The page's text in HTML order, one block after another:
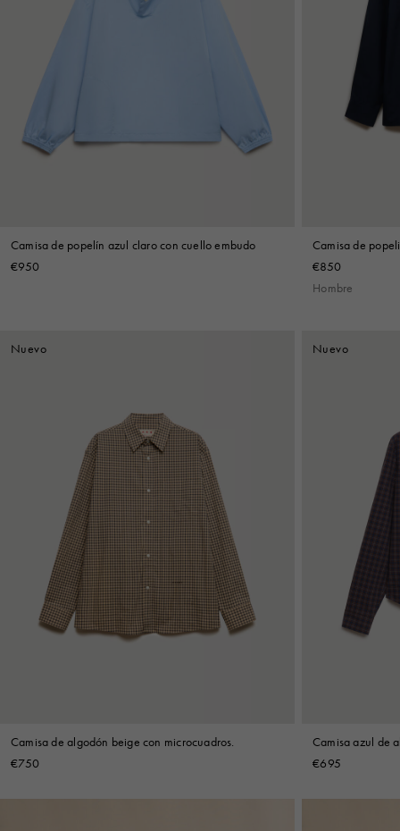
Camisa de popelín azul claro con cuello embudo
€950
Camisa de
cremallera
€850
Hombre
Nuevo
Camisa de algodón beige con microcuadros.
€750
Nuevo
Camisa azul de
€695